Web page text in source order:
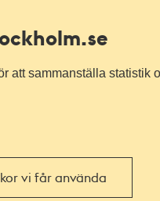
att sammanställa statistik
vi får använda